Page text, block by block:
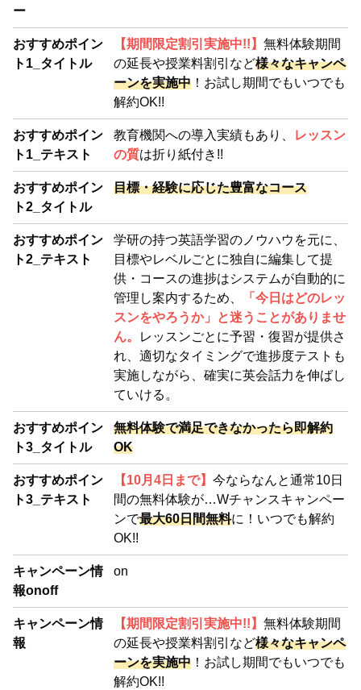
ー
おすすめポイン
ト1_タイトル
【期間限定割引実施中!!】 無料体験期間
の延長や授業料割引など様々なキャンペ
ーンを実施中！お試し期間でもいつでも
解約OK!!
おすすめポイン
ト1_テキスト
教育機関への導入実績もあり、
レッスン
の質は折り紙付き!!
おすすめポイン
ト2_タイトル
目標・経験に応じた豊富なコース
おすすめポイン
ト2_テキスト
学研の持つ英語学習のノウハウを元に、
目標やレベルごとに独自に編集して提
供・コースの進捗はシステムが自動的に
管理し案内するため、
「今日はどのレッ
スンをやろうか」と迷うことがありませ
ん。
レッスンごとに予習・復習が提供さ
れ、適切なタイミングで進捗度テストも
実施しながら、確実に英会話力を伸ばし
ていける。
おすすめポイン
ト3_タイトル
無料体験で満足できなかったら即解約
OK
おすすめポイン
ト3_テキスト
【10月4日まで】 今ならなんと通常10日
間の無料体験が…Wチャンスキャンペー
ンで最大60日間無料に！いつでも解約
OK!!
キャンペーン情
報onoff
on
キャンペーン情
報
【期間限定割引実施中!!】 無料体験期間
の延長や授業料割引など様々なキャンペ
ーンを実施中！お試し期間でもいつでも
解約OK!!